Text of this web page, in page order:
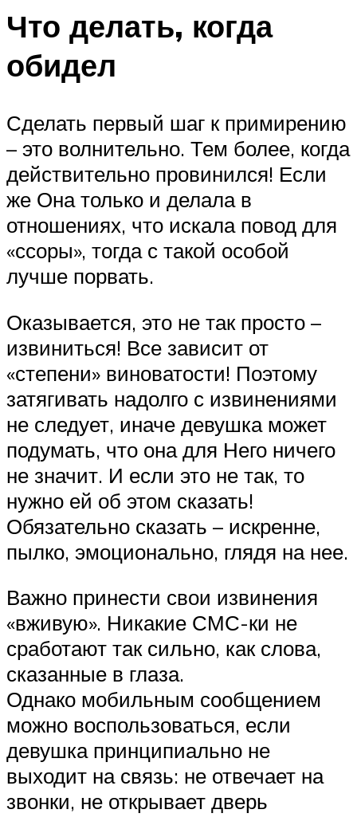
Что делать, когда
обидел
Сделать первый шаг к примирению
– это волнительно. Тем более, когда
действительно провинился! Если
же Она только и делала в
отношениях, что искала повод для
«ссоры», тогда с такой особой
лучше порвать.
Оказывается, это не так просто –
извиниться! Все зависит от
«степени» виноватости! Поэтому
затягивать надолго с извинениями
не следует, иначе девушка может
подумать, что она для Него ничего
не значит. И если это не так, то
нужно ей об этом сказать!
Обязательно сказать – искренне,
пылко, эмоционально, глядя на нее.
Важно принести свои извинения
«вживую». Никакие СМС-ки не
сработают так сильно, как слова,
сказанные в глаза.
Однако мобильным сообщением
можно воспользоваться, если
девушка принципиально не
выходит на связь: не отвечает на
звонки, не открывает дверь